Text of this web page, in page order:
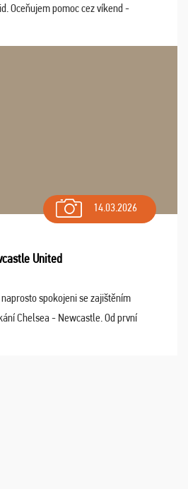
Oceňujem pomoc cez víkend -
bolo dobré, štadión Barnabéu ...
14.03.2026
United
spokojeni se zajištěním
Chelsea - Newcastle. Od první